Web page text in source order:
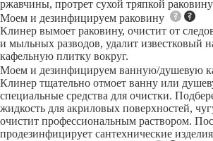
ржавчины, протрет сухой тряпкой
Моем и дезинфицируем раковину
Клинер вымоет раковину, очистит от
и мыльных разводов, удалит известковый
кафельную плитку вокруг.
Моем и дезинфицируем ванную/душевую
Клинер тщательно отмоет ванну или
специальные средства для очистки.
жидкость для акриловых поверхностей,
очистит профессиональным раствором.
продезинфицирует сантехнические